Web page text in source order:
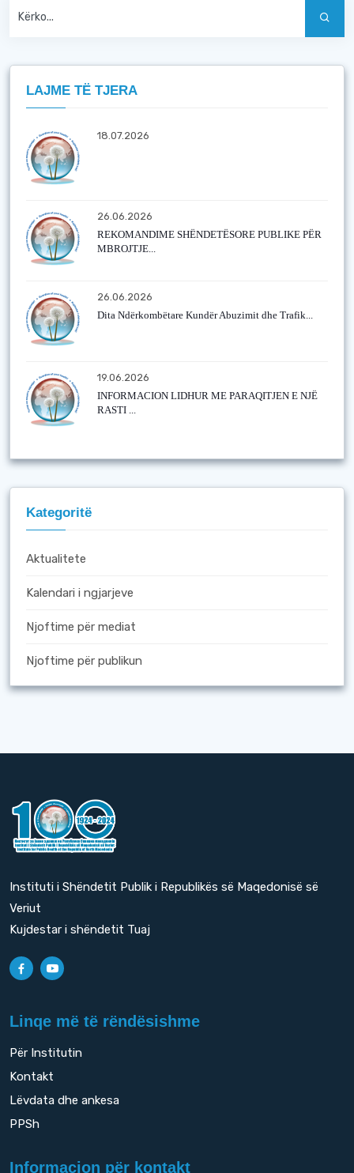
LAJME TË TJERA
18.07.2026
26.06.2026
REKOMANDIME SHËNDETËSORE PUBLIKE PËR
MBROJTJE...
26.06.2026
Dita Ndërkombëtare Kundër Abuzimit dhe Trafik...
19.06.2026
INFORMACION LIDHUR ME PARAQITJEN E NJË
RASTI ...
Kategoritë
Aktualitete
Kalendari i ngjarjeve
Njoftime për mediat
Njoftime për publikun
Instituti i Shëndetit Publik i Republikës së Maqedonisë së
Veriut
Kujdestar i shëndetit Tuaj
Linqe më të rëndësishme
Për Institutin
Kontakt
Lëvdata dhe ankesa
PPSh
Informacion për kontakt